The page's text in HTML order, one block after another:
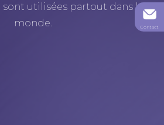
sont utilisées partout dans le
monde.
Contact